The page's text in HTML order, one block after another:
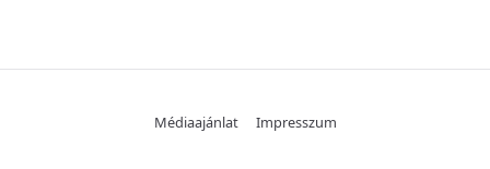
Médiaajánlat Impresszum